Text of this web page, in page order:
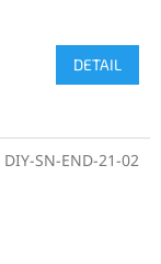
DETAIL
DIY-SN-END-21-02